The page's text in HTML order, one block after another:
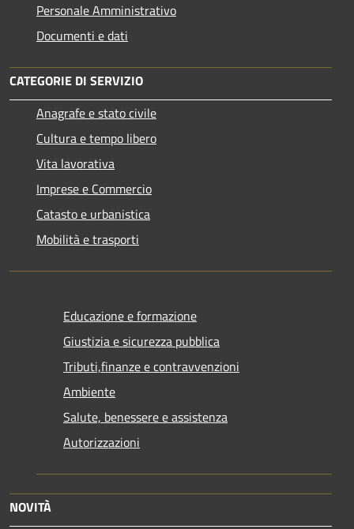
Personale Amministrativo
Documenti e dati
CATEGORIE DI SERVIZIO
Anagrafe e stato civile
Cultura e tempo libero
Vita lavorativa
Imprese e Commercio
Catasto e urbanistica
Mobilità e trasporti
Educazione e formazione
Giustizia e sicurezza pubblica
Tributi,finanze e contravvenzioni
Ambiente
Salute, benessere e assistenza
Autorizzazioni
NOVITÀ